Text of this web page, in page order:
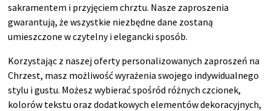
sakramentem i przyjęciem chrztu. Nasze zaproszenia
gwarantują, że wszystkie niezbędne dane zostaną
umieszczone w czytelny i elegancki sposób.
Korzystając z naszej oferty personalizowanych zaproszeń na
Chrzest, masz możliwość wyrażenia swojego indywidualnego
stylu i gustu. Możesz wybierać spośród różnych czcionek,
kolorów tekstu oraz dodatkowych elementów dekoracyjnych,